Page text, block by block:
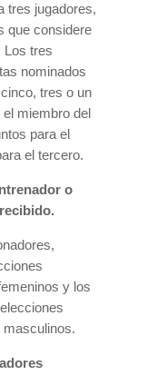
tres jugadores,
que considere
Los tres
nominados
tres o un
el miembro del
para el
el tercero.
o
y los